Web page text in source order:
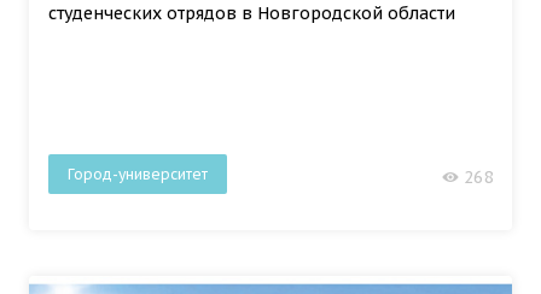
студенческих отрядов в Новгородской области
Город-университет 268